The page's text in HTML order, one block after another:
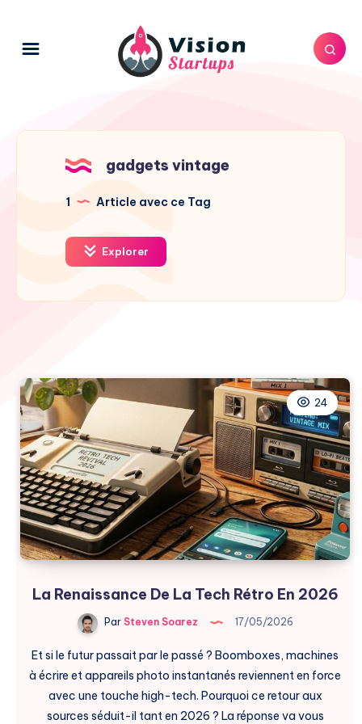
gadgets vintage
1 Article avec ce Tag
Explorer
24
La Renaissance De La Tech Rétro En 2026
ParSteven Soarez 17/05/2026
Et si le futur passait par le passé ? Boomboxes, machines
à écrire et appareils photo instantanés reviennent en force
avec une touche high-tech. Pourquoi ce retour aux
sources séduit-il tant en 2026 ? La réponse va vous